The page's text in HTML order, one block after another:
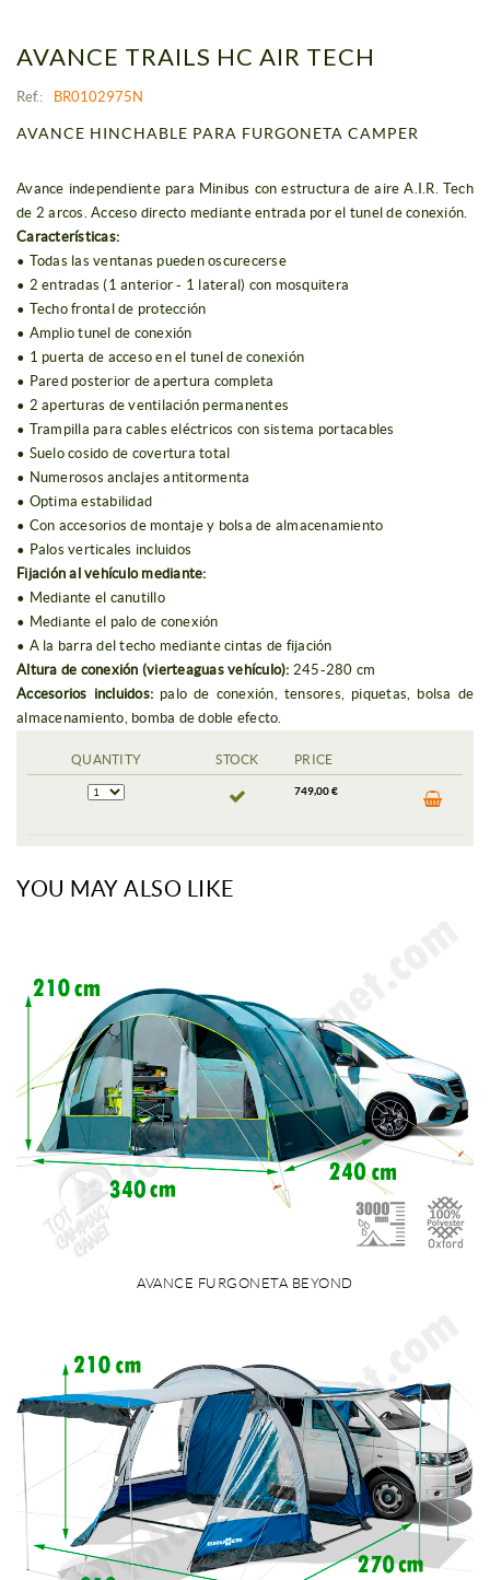
AVANCE TRAILS HC AIR TECH
Ref.: BR0102975N
AVANCE HINCHABLE PARA FURGONETA CAMPER
Avance independiente para Minibus con estructura de aire A.I.R. Tech
de 2 arcos. Acceso directo mediante entrada por el tunel de conexión.
Características:
• Todas las ventanas pueden oscurecerse
• 2 entradas (1 anterior - 1 lateral) con mosquitera
• Techo frontal de protección
• Amplio tunel de conexión
• 1 puerta de acceso en el tunel de conexión
• Pared posterior de apertura completa
• 2 aperturas de ventilación permanentes
• Trampilla para cables eléctricos con sistema portacables
• Suelo cosido de covertura total
• Numerosos anclajes antitormenta
• Optima estabilidad
• Con accesorios de montaje y bolsa de almacenamiento
• Palos verticales incluidos
Fijación al vehículo mediante:
• Mediante el canutillo
• Mediante el palo de conexión
• A la barra del techo mediante cintas de fijación
Altura de conexión (vierteaguas vehículo): 245-280 cm
Accesorios incluidos: palo de conexión, tensores, piquetas, bolsa de
almacenamiento, bomba de doble efecto.
QUANTITY STOCK PRICE
749,00 €
YOU MAY ALSO LIKE
AVANCE FURGONETA BEYOND